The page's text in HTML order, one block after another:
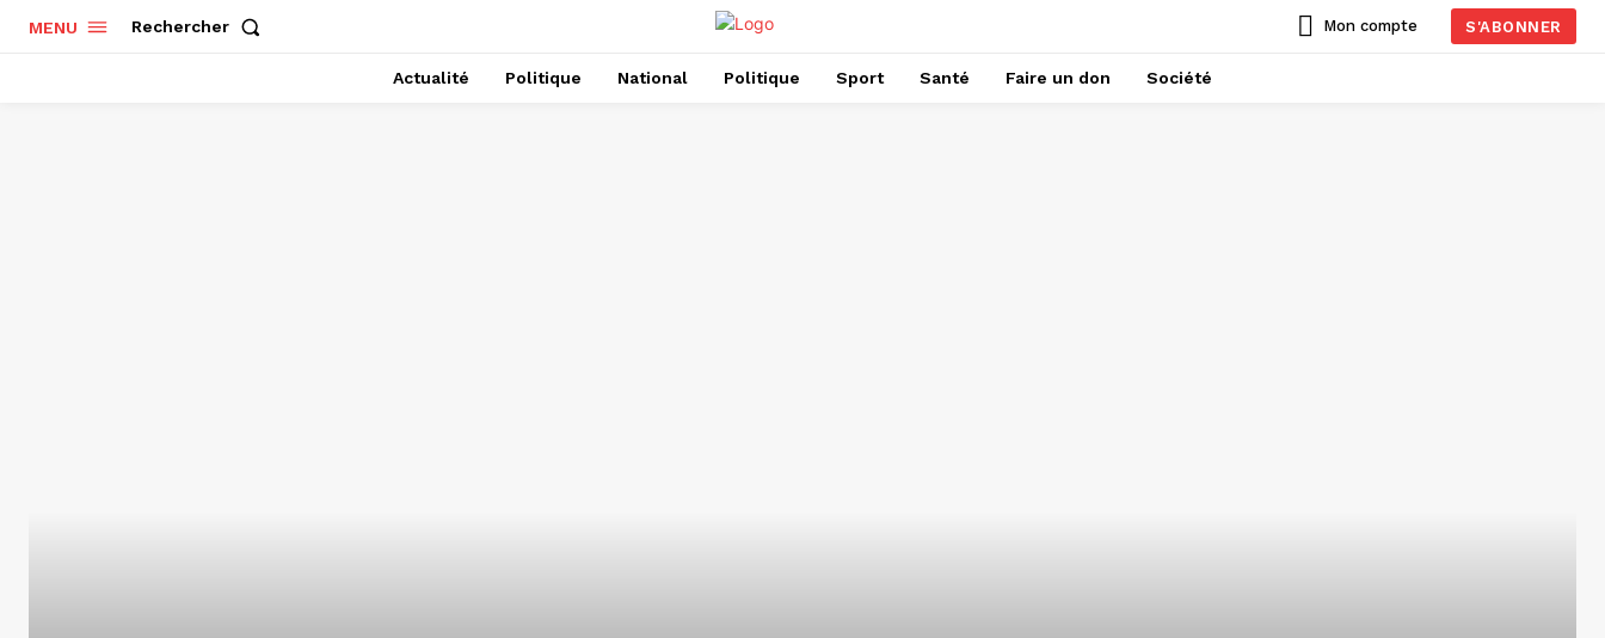
MENU Rechercher Mon compte S'ABONNER
Actualité Politique National Politique Sport Santé Faire un don Société